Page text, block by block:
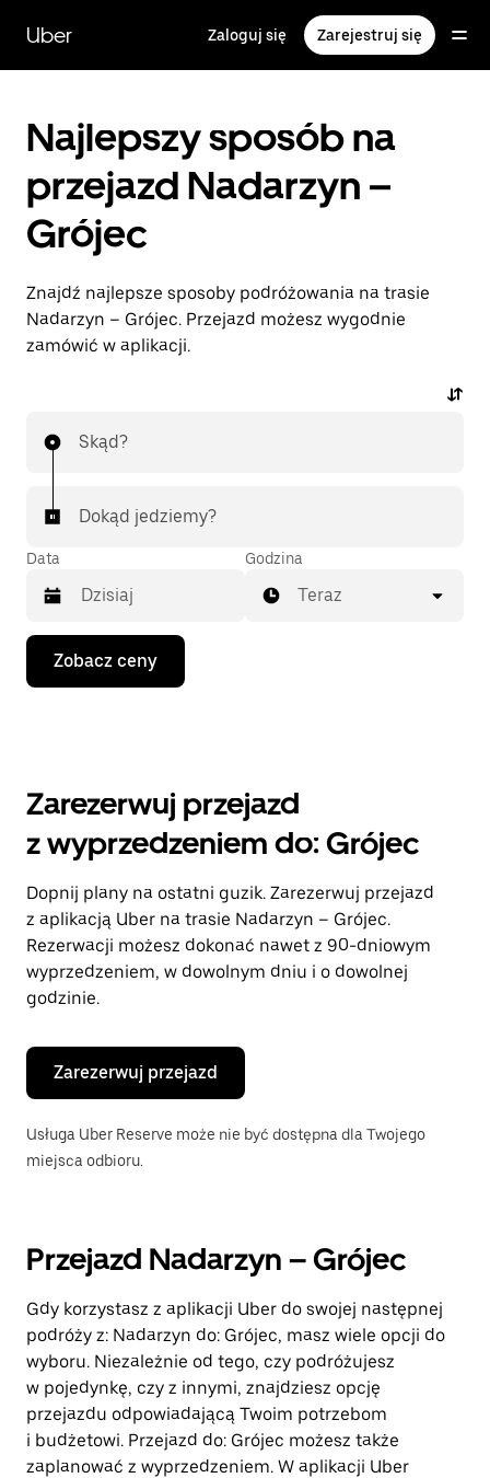
głównej
zawartości
Uber Zaloguj się Zarejestruj się
Najlepszy sposób na
przejazd Nadarzyn –
Grójec
Znajdź najlepsze sposoby podróżowania na trasie
Nadarzyn – Grójec. Przejazd możesz wygodnie
zamówić w aplikacji.
Skąd?
Dokąd jedziemy?
Data
Naciśnij
klawisz
strzałki
i wybrać
Naciśnij
klawisz
„Escape”,
aby
zamknąć
kalendarz.
Godzina
Teraz
Zobacz ceny
Zarezerwuj przejazd
z wyprzedzeniem do: Grójec
Dopnij plany na ostatni guzik. Zarezerwuj przejazd
z aplikacją Uber na trasie Nadarzyn – Grójec.
Rezerwacji możesz dokonać nawet z 90-dniowym
wyprzedzeniem, w dowolnym dniu i o dowolnej
godzinie.
Zarezerwuj przejazd
Usługa Uber Reserve może nie być dostępna dla Twojego
miejsca odbioru.
Przejazd Nadarzyn – Grójec
Gdy korzystasz z aplikacji Uber do swojej następnej
podróży z: Nadarzyn do: Grójec, masz wiele opcji do
wyboru. Niezależnie od tego, czy podróżujesz
w pojedynkę, czy z innymi, znajdziesz opcję
przejazdu odpowiadającą Twoim potrzebom
i budżetowi. Przejazd do: Grójec możesz także
zaplanować z wyprzedzeniem. W aplikacji Uber